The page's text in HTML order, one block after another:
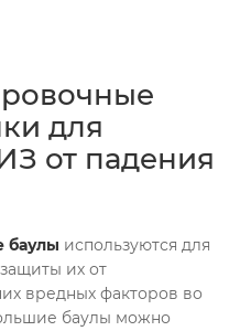
для
от падения
баулы используются для
их от
вредных факторов во
баулы можно